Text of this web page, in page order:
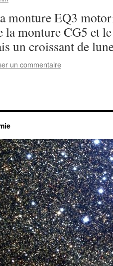
monture EQ3
monture CG5 et
un croissant de
un commentaire